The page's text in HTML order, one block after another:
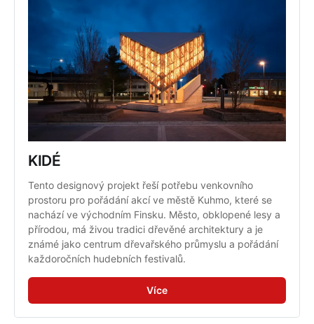
KIDÉ
Tento designový projekt řeší potřebu venkovního
prostoru pro pořádání akcí ve městě Kuhmo, které se
nachází ve východním Finsku. Město, obklopené lesy a
přírodou, má živou tradici dřevěné architektury a je
známé jako centrum dřevařského průmyslu a pořádání
každoročních hudebních festivalů.
Více